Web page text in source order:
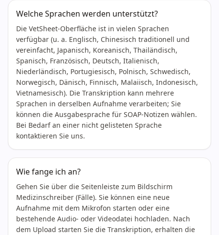
Welche Sprachen werden unterstützt?
Die VetSheet-Oberfläche ist in vielen Sprachen
verfügbar (u. a. Englisch, Chinesisch traditionell und
vereinfacht, Japanisch, Koreanisch, Thailändisch,
Spanisch, Französisch, Deutsch, Italienisch,
Niederländisch, Portugiesisch, Polnisch, Schwedisch,
Norwegisch, Dänisch, Finnisch, Malaiisch, Indonesisch,
Vietnamesisch). Die Transkription kann mehrere
Sprachen in derselben Aufnahme verarbeiten; Sie
können die Ausgabesprache für SOAP-Notizen wählen.
Bei Bedarf an einer nicht gelisteten Sprache
kontaktieren Sie uns.
Wie fange ich an?
Gehen Sie über die Seitenleiste zum Bildschirm
Medizinschreiber (Fälle). Sie können eine neue
Aufnahme mit dem Mikrofon starten oder eine
bestehende Audio- oder Videodatei hochladen. Nach
dem Upload starten Sie die Transkription, erhalten die